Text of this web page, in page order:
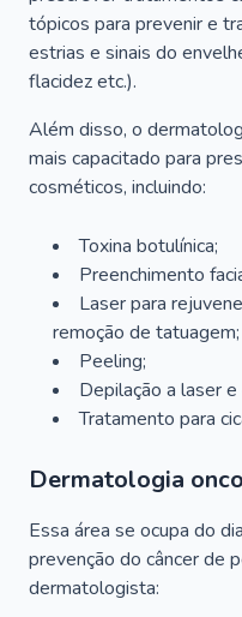
tópicos para prevenir e
estrias e sinais do
flacidez etc.).
Além disso, o
mais capacitado para
cosméticos, incluindo:
Toxina botulínica;
Preenchimento
Laser para
remoção de tatuagem;
Peeling;
Depilação a laser
Tratamento para
Dermatologia
Essa área se ocupa do
prevenção do câncer de
dermatologista: